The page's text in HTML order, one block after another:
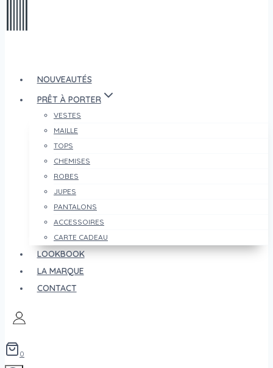
NOUVEAUTÉS
PRÊT À PORTER
VESTES
MAILLE
TOPS
CHEMISES
ROBES
JUPES
PANTALONS
ACCESSOIRES
CARTE CADEAU
LOOKBOOK
LA MARQUE
CONTACT
0